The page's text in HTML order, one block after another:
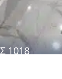
1018